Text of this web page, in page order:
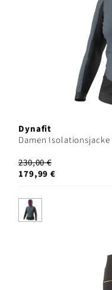
Dynafit
Damen Isolationsjacke
230,00 €
179,99 €